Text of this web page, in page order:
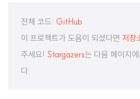
전체 코드: GitHub
이 프로젝트가 도움이 되셨다면 저장
주세요! Stargazers는 다음 페이지
다.